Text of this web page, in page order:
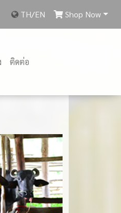
TH/EN Shop Now
ติดต่อ